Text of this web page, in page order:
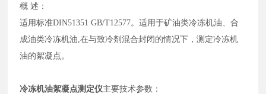
概 述：
适用标准DIN51351 GB/T12577。适用于矿油类冷冻机油、合
成油类冷冻机油 ,在与致冷剂混合封闭的情况下，测定冷冻机
油的絮凝点。
冷冻机油絮凝点测定仪主要技术参数：